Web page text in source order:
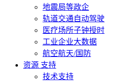
地震局等政企
轨道交通自动驾驶
医疗场所子钟授时
工业企业大数据
航空航天/国防
资源 支持
技术支持